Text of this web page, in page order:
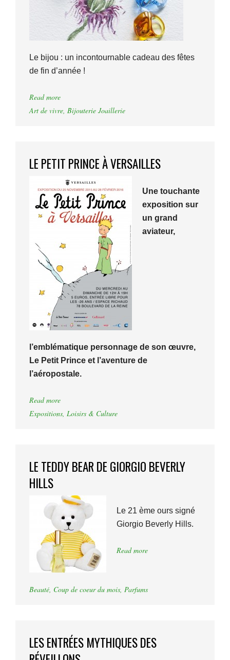
Le bijou : un incontournable cadeau des fêtes
de fin d’année !
Read more
Art de vivre, Bijouterie Joaillerie
LE PETIT PRINCE À VERSAILLES
Une touchante
exposition sur
un grand
aviateur,
l’emblématique personnage de son œuvre,
Le Petit Prince et l’aventure de
l’aéropostale.
Read more
Expositions, Loisirs & Culture
LE TEDDY BEAR DE GIORGIO BEVERLY
HILLS
Le 21 ème ours signé
Giorgio Beverly Hills.
Read more
Beauté, Coup de coeur du mois, Parfums
LES ENTRÉES MYTHIQUES DES